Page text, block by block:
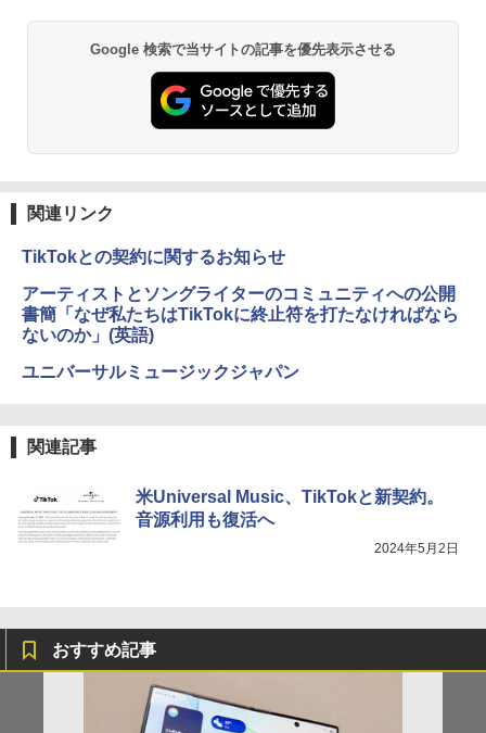
Google 検索で当サイトの記事を優先表示させる
関連リンク
TikTokとの契約に関するお知らせ
アーティストとソングライターのコミュニティへの公開
書簡「なぜ私たちはTikTokに終止符を打たなければなら
ないのか」(英語)
ユニバーサルミュージックジャパン
関連記事
米Universal Music、TikTokと新契約。
音源利用も復活へ
2024年5月2日
おすすめ記事